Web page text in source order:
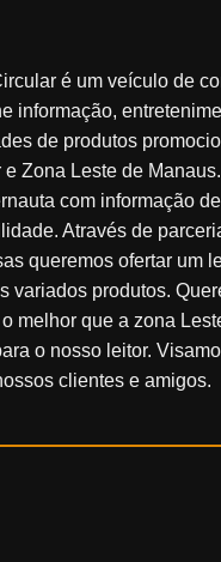
é um veículo de
informação,
de produtos
Zona Leste de
com informação
Através de
queremos ofertar um
variados produtos.
melhor que a zona
o nosso leitor.
clientes e amigos.